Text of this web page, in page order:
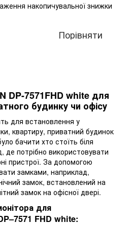
накопичувальної знижки
Порівняти
DP-7571FHD white для
будинку чи офісу
для встановлення у
квартиру, приватний будинок
бачити хто стоїть біля
де потрібно використовувати
пристрої. За допомогою
замками, наприклад,
замок, встановлений на
замок на офісної двері.
для
FHD white: